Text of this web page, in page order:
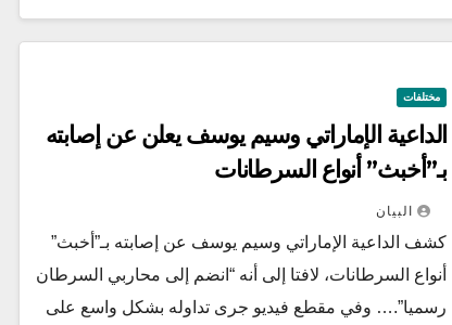
مختلفات
الداعية الإماراتي وسيم يوسف يعلن عن إصابته
بـ”أخبث” أنواع السرطانات
البيان
كشف الداعية الإماراتي وسيم يوسف عن إصابته بـ”أخبث”
أنواع السرطانات، لافتا إلى أنه “انضم إلى محاربي السرطان
رسميا”.… وفي مقطع فيديو جرى تداوله بشكل واسع على